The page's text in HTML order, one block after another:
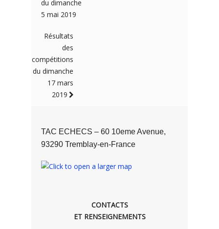
du dimanche
5 mai 2019
Résultats
des
compétitions
du dimanche
17 mars
2019
TAC ECHECS – 60 10eme Avenue,
93290 Tremblay-en-France
CONTACTS
ET RENSEIGNEMENTS